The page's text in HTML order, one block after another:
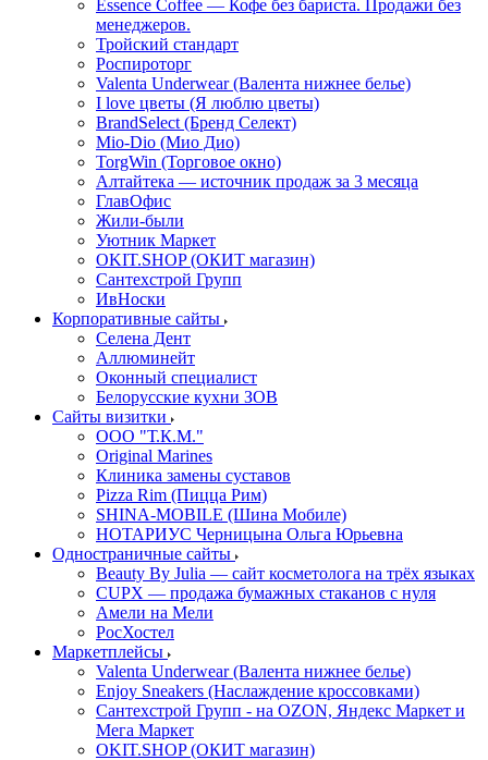
Essence Coffee — Кофе без бариста. Продажи без
менеджеров.
Тройский стандарт
Роспироторг
Valenta Underwear (Валента нижнее белье)
I love цветы (Я люблю цветы)
BrandSelect (Бренд Селект)
Mio-Dio (Мио Дио)
TorgWin (Торговое окно)
Алтайтека — источник продаж за 3 месяца
ГлавОфис
Жили-были
Уютник Маркет
OKIT.SHOP (ОКИТ магазин)
Сантехстрой Групп
ИвНоски
Корпоративные сайты
Селена Дент
Аллюминейт
Оконный специалист
Белорусские кухни ЗОВ
Сайты визитки
ООО "Т.К.М."
Original Marines
Клиника замены суставов
Pizza Rim (Пицца Рим)
SHINA-MOBILE (Шина Мобиле)
НОТАРИУС Черницына Ольга Юрьевна
Одностраничные сайты
Beauty By Julia — сайт косметолога на трёх языках
CUPX — продажа бумажных стаканов с нуля
Амели на Мели
РосХостел
Маркетплейсы
Valenta Underwear (Валента нижнее белье)
Enjoy Sneakers (Наслаждение кроссовками)
Сантехcтрой Групп - на OZON, Яндекс Маркет и
Мега Маркет
OKIT.SHOP (ОКИТ магазин)